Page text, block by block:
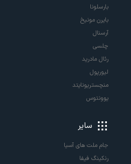
بارسلونا
بایرن مونیخ
آرسنال
چلسی
رئال مادرید
لیورپول
منچستریونایتد
یوونتوس
سایر
جام ملت های آسیا
رنکینگ فیفا